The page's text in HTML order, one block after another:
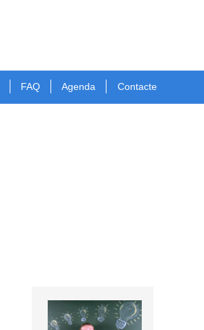
FAQ Agenda Contacte